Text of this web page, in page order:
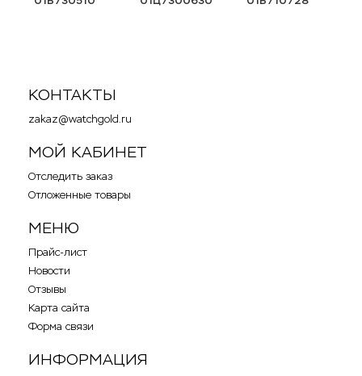
КОНТАКТЫ
zakaz@watchgold.ru
МОЙ КАБИНЕТ
Отследить заказ
Отложенные товары
МЕНЮ
Прайс-лист
Новости
Отзывы
Карта сайта
Форма связи
ИНФОРМАЦИЯ